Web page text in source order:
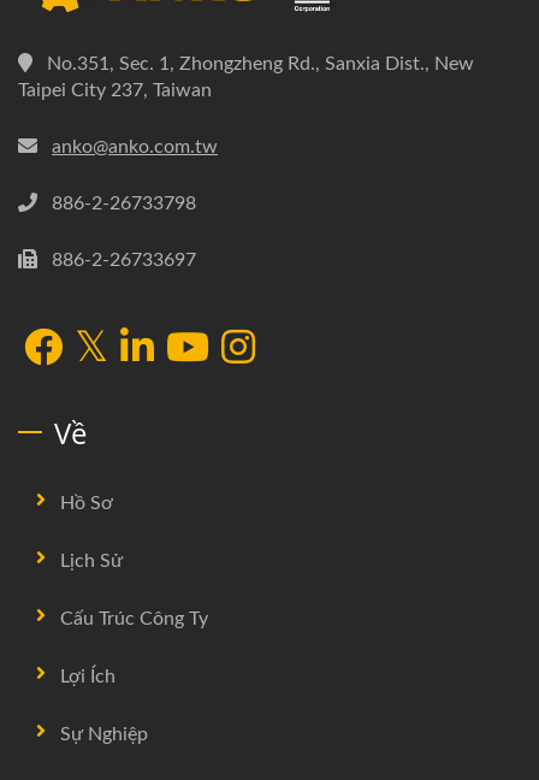
No.351, Sec. 1, Zhongzheng Rd., Sanxia Dist., New
Taipei City 237, Taiwan
anko@anko.com.tw
886-2-26733798
886-2-26733697
Về
Hồ Sơ
Lịch Sử
Cấu Trúc Công Ty
Lợi Ích
Sự Nghiệp